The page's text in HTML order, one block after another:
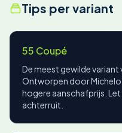
Tips per variant
55 Coupé
De meest gewilde
Ontworpen door
hogere aanschafprijs.
achterruit.